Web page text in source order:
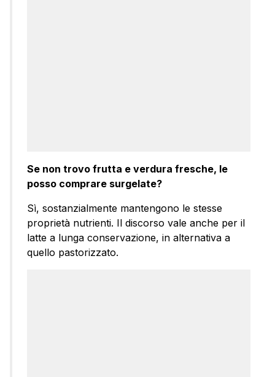
Se non trovo frutta e verdura fresche, le
posso comprare surgelate?
Sì, sostanzialmente mantengono le stesse
proprietà nutrienti. Il discorso vale anche per il
latte a lunga conservazione, in alternativa a
quello pastorizzato.